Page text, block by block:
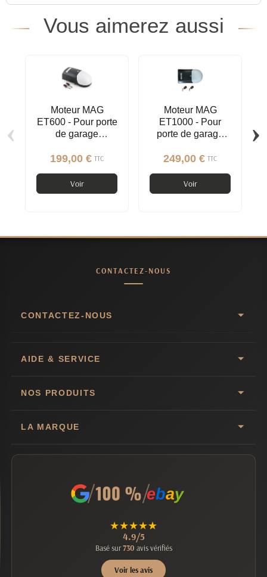
Vous aimerez aussi
Moteur MAG
ET600 - Pour porte
de garage
basculante,
199,00 € TTC
Voir
Moteur MAG
ET1000 - Pour
porte de garage
basculante,
249,00 € TTC
Voir
‹ ›
CONTACTEZ-NOUS
CONTACTEZ-NOUS
AIDE & SERVICE
NOS PRODUITS
LA MARQUE
ebay
★★★★★
4.9/5
Basé sur730 avis vérifiés
Voir les avis